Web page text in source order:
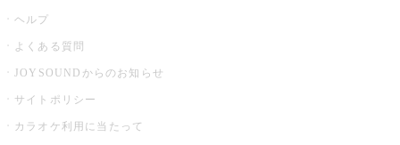
ヘルプ
よくある質問
JOYSOUNDからのお知らせ
サイトポリシー
カラオケ利用に当たって